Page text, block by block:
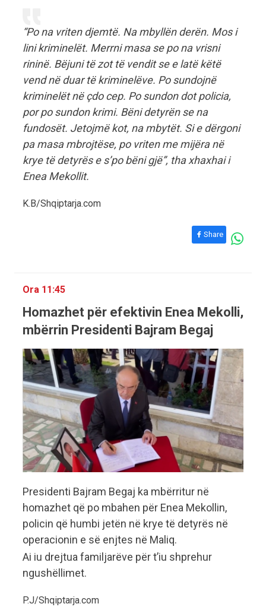
“Po na vriten djemtë. Na mbyllën derën. Mos i
lini kriminelët. Merrni masa se po na vrisni
rininë. Bëjuni të zot të vendit se e latë këtë
vend në duar të kriminelëve. Po sundojnë
kriminelët në çdo cep. Po sundon dot policia,
por po sundon krimi. Bëni detyrën se na
fundosët. Jetojmë kot, na mbytët. Si e dërgoni
pa masa mbrojtëse, po vriten me mijëra në
krye të detyrës e s’po bëni gjë”, tha xhaxhai i
Enea Mekollit.
K.B/Shqiptarja.com
Share
Ora 11:45
Homazhet për efektivin Enea Mekolli,
mbërrin Presidenti Bajram Begaj
Presidenti Bajram Begaj ka mbërritur në
homazhet që po mbahen për Enea Mekollin,
policin që humbi jetën në krye të detyrës në
operacionin e së enjtes në Maliq.
Ai iu drejtua familjarëve për t’iu shprehur
ngushëllimet.
P.J/Shqiptarja.com